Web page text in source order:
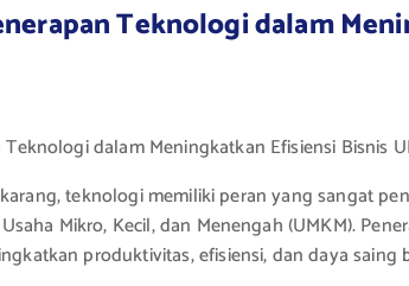
Teknologi dalam
dalam Meningkatkan Efisiensi Bisnis
teknologi memiliki peran yang sangat
Mikro, Kecil, dan Menengah (UMKM).
produktivitas, efisiensi, dan daya saing